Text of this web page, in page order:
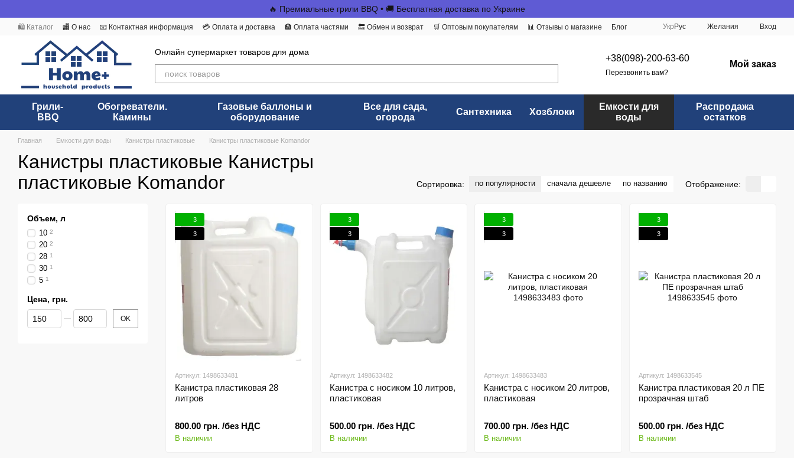
🔥 Премиальные грили BBQ • 🚚 Бесплатная доставка по Украине
🛍️ Каталог 🏬 О нас 📧 Контактная информация 💳 Оплата и доставка 🏦 Оплата частями 🔙 Обмен и возврат 🛒 Оптовым покупателям 📊 Отзывы о магазине
Блог
Бренды
Пользовательское соглашение
Укр Рус Желания Вход
Онлайн супермаркет товаров для дома
+38(098)-200-63-60
Перезвонить вам?
Мой заказ
Грили-
BBQ
Обогреватели.
Камины
Газовые баллоны и
оборудование
Все для сада,
огорода
Сантехника Хозблоки
Емкости для
воды
Распродажа
остатков
Главная Емкости для воды Канистры пластиковые Канистры пластиковые Komandor
Канистры пластиковые Канистры
пластиковые Komandor
Сортировка: по популярности сначала дешевле по названию Отображение:
3
3
Артикул: 1498633481
Канистра пластиковая 28
литров
800.00 грн. /без НДС
В наличии
3
3
Артикул: 1498633482
Канистра с носиком 10 литров,
пластиковая
500.00 грн. /без НДС
В наличии
3
3
Артикул: 1498633483
Канистра с носиком 20 литров,
пластиковая
700.00 грн. /без НДС
В наличии
3
3
Артикул: 1498633545
Канистра пластиковая 20 л ПЕ
прозрачная штаб
500.00 грн. /без НДС
В наличии
Объем, л
10 2
20 2
28 1
30 1
5 1
Цена, грн.
От Цена, грн.
До Цена, грн. OK